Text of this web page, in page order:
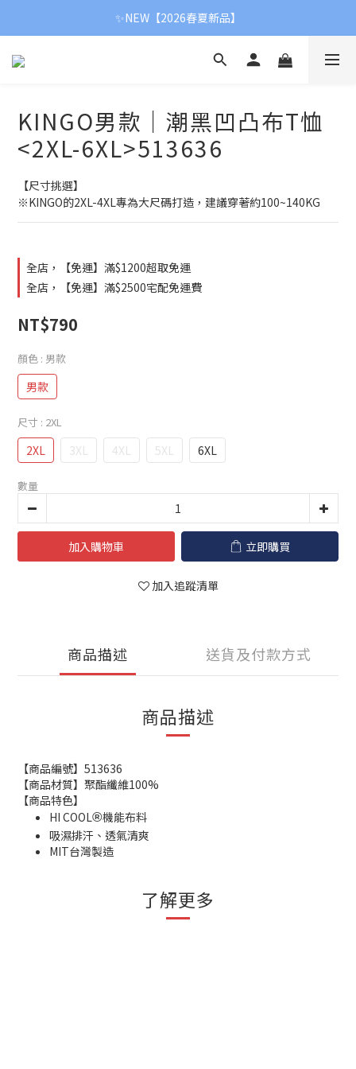
✨NEW【2026春夏新品】
✨NEW【2026春夏新品】
【新春首降】冬季全面8折
KINGO男款｜潮黑凹凸布T恤
<2XL-6XL>513636
【尺寸挑選】
※KINGO的2XL-4XL專為大尺碼打造，建議穿著約100~140KG
全店，【免運】滿$1200超取免運
全店，【免運】滿$2500宅配免運費
NT$790
顏色 : 男款
男款
尺寸 : 2XL
2XL 3XL 4XL 5XL 6XL
數量
加入購物車 立即購買
加入追蹤清單
商品描述 送貨及付款方式
商品描述
【商品編號】513636
【商品材質】聚酯纖維100%
【商品特色】
HI COOL®機能布料
吸濕排汗、透氣清爽
MIT台灣製造
了解更多